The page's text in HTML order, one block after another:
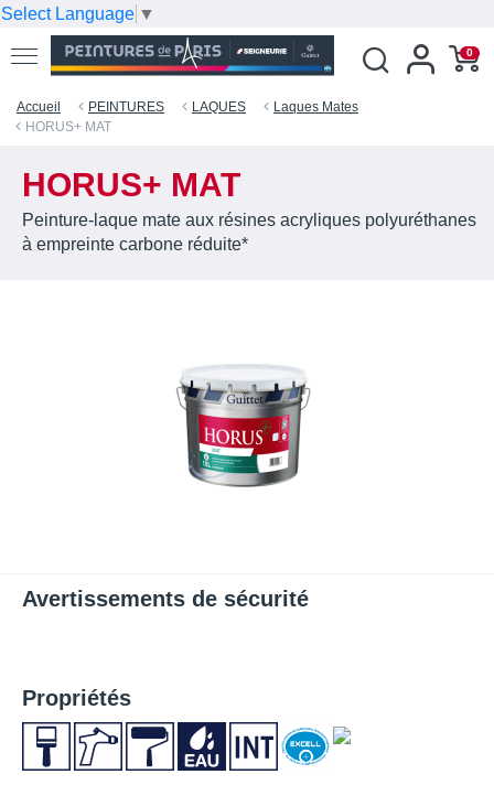
Select Language ▼
0
Accueil PEINTURES LAQUES
Laques Mates
HORUS+ MAT
HORUS+ MAT
Peinture-laque mate aux résines acryliques polyuréthanes
à empreinte carbone réduite*
Avertissements de sécurité
Propriétés